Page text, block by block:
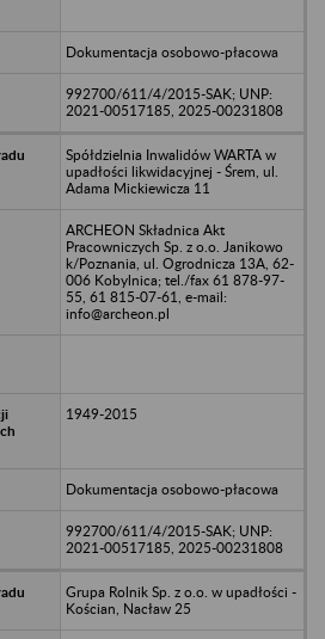
Dokumentacja osobowo-płacowa
992700/611/4/2015-SAK; UNP:
2021-00517185, 2025-00231808
Spółdzielnia Inwalidów WARTA w
upadłości likwidacyjnej - Śrem, ul.
Adama Mickiewicza 11
ARCHEON Składnica Akt
Pracowniczych Sp. z o.o. Janikowo
k/Poznania, ul. Ogrodnicza 13A, 62-
006 Kobylnica; tel./fax 61 878-97-
55, 61 815-07-61, e-mail:
info@archeon.pl
1949-2015
Dokumentacja osobowo-płacowa
992700/611/4/2015-SAK; UNP:
2021-00517185, 2025-00231808
Grupa Rolnik Sp. z o.o. w upadłości -
Kościan, Nacław 25